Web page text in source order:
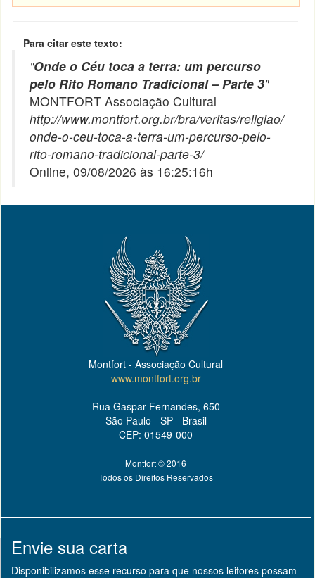
Para citar este texto:
"Onde o Céu toca a terra: um percurso
pelo Rito Romano Tradicional – Parte 3"
MONTFORT Associação Cultural
http://www.montfort.org.br/bra/veritas/religiao/
onde-o-ceu-toca-a-terra-um-percurso-pelo-
rito-romano-tradicional-parte-3/
Online, 09/08/2026 às 16:25:16h
Montfort - Associação Cultural
www.montfort.org.br
Rua Gaspar Fernandes, 650
São Paulo - SP - Brasil
CEP: 01549-000
Montfort © 2016
Todos os Direitos Reservados
Envie sua carta
Disponibilizamos esse recurso para que nossos leitores possam